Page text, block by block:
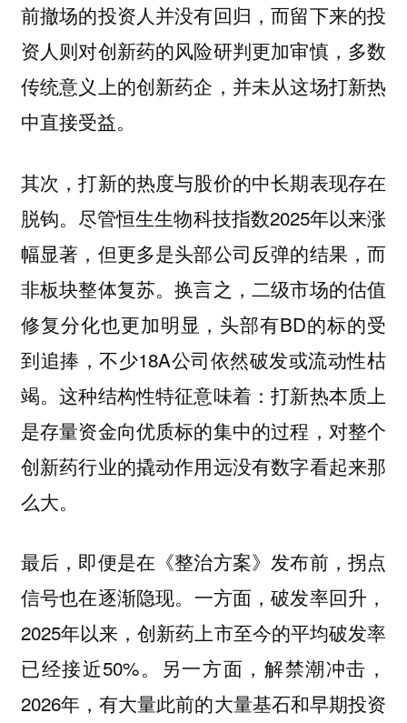
前撤场的投资人并没有回归，而留下来的投
资人则对创新药的风险研判更加审慎，多数
传统意义上的创新药企，并未从这场打新热
中直接受益。
其次，打新的热度与股价的中长期表现存在
脱钩。 尽管恒生生物科技指数2025年以来涨
幅显著，但更多是头部公司反弹的结果，而
非板块整体复苏。换言之，二级市场的估值
修复分化也更加明显，头部有BD的标的受
到追捧，不少18A公司依然破发或流动性枯
竭。这种结构性特征意味着：打新热本质上
是存量资金向优质标的集中的过程，对整个
创新药行业的撬动作用远没有数字看起来那
么大。
最后，即便是在《整治方案》发布前，拐点
信号也在逐渐隐现。 一方面，破发率回升，
2025年以来，创新药上市至今的平均破发率
已经接近50%。另一方面，解禁潮冲击，
2026年，有大量此前的大量基石和早期投资